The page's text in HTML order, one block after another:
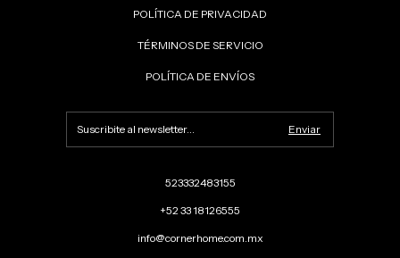
POLÍTICA DE PRIVACIDAD
TÉRMINOS DE SERVICIO
POLÍTICA DE ENVÍOS
523332483155
+52 33 18126555
info@cornerhome.com.mx